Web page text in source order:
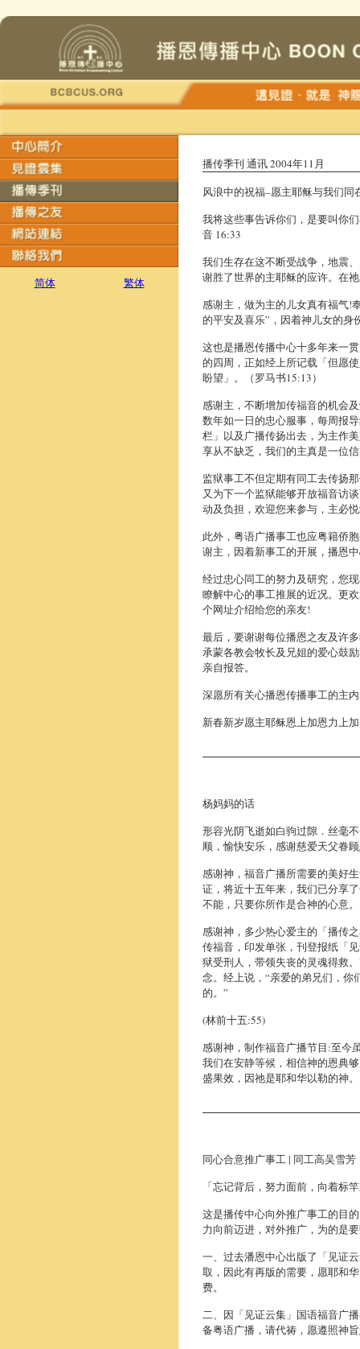
播传季刊 通讯 2004年11月
风浪中的祝福–愿主耶稣与我们同
我将这些事告诉你们，是要叫你
音 16:33
我们生存在这不断受战争，地震
谢胜了世界的主耶稣的应许。在
感谢主，做为主的儿女真有福气!
的平安及喜乐”，因着神儿女的
这也是播恩传播中心十多年来一
的四周，正如经上所记载「但愿
盼望」。（罗马书15:13）
感谢主，不断增加传福音的机会
数年如一日的忠心服事，每周报
栏」以及广播传扬出去，为主作
享从不缺乏，我们的主真是一位
监狱事工不但定期有同工去传扬
又为下一个监狱能够开放福音访
动及负担，欢迎您来参与，主必
此外，粤语广播事工也应粤籍侨
谢主，因着新事工的开展，播恩
经过忠心同工的努力及研究，您
瞭解中心的事工推展的近况。更
个网址介绍给您的亲友!
最后，要谢谢每位播恩之友及许
承蒙各教会牧长及兄姐的爱心鼓
亲自报答。
深愿所有关心播恩传播事工的主
新春新岁愿主耶稣恩上加恩力上
杨妈妈的话
形容光阴飞逝如白驹过隙．丝毫
顺，愉快安乐，感谢慈爱天父眷
感谢神，福音广播所需要的美好
证，将近十五年来，我们已分享
不能，只要你所作是合神的心意。
感谢神，多少热心爱主的「播传
传福音，印发单张，刊登报纸「
狱受刑人，带领失丧的灵魂得救
念。经上说，“亲爱的弟兄们，
的。”
(林前十五:55)
感谢神，制作福音广播节目:至今
我们在安静等候，相信神的恩典
盛果效，因祂是耶和华以勒的神。
同心合意推广事工 | 同工高吴雪芳
「忘记背后，努力面前，向着标
这是播传中心向外推广事工的目
力向前迈进，对外推广，为的是
一、过去潘恩中心出版了「见证
取，因此有再版的需要，愿耶和
费。
二、因「见证云集」国语福音广
备粤语广播，请代祷，愿遵照神
简体 繁体